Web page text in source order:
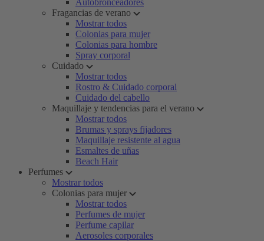
Autobronceadores
Fragancias de verano
Mostrar todos
Colonias para mujer
Colonias para hombre
Spray corporal
Cuidado
Mostrar todos
Rostro & Cuidado corporal
Cuidado del cabello
Maquillaje y tendencias para el verano
Mostrar todos
Brumas y sprays fijadores
Maquillaje resistente al agua
Esmaltes de uñas
Beach Hair
Perfumes
Mostrar todos
Colonias para mujer
Mostrar todos
Perfumes de mujer
Perfume capilar
Aerosoles corporales